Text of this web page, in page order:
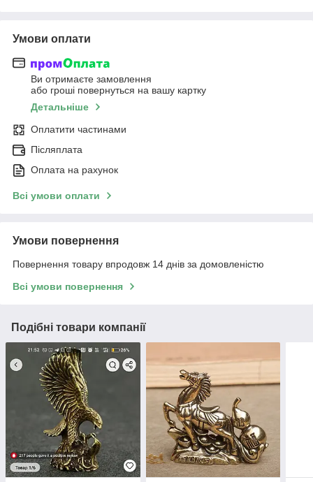
Умови оплати
Ви отримаєте замовлення
або гроші повернуться на вашу картку
Детальніше
Оплатити частинами
Післяплата
Оплата на рахунок
Всі умови оплати
Умови повернення
Повернення товару впродовж 14 днів за домовленістю
Всі умови повернення
Подібні товари компанії